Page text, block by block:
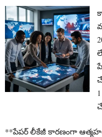
**పేపర్ లీకేజీ కారణంగా